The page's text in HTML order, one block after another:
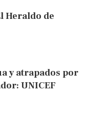
Heraldo de
y atrapados por
UNICEF